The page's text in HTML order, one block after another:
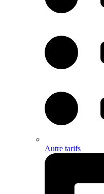
Autre tarifs